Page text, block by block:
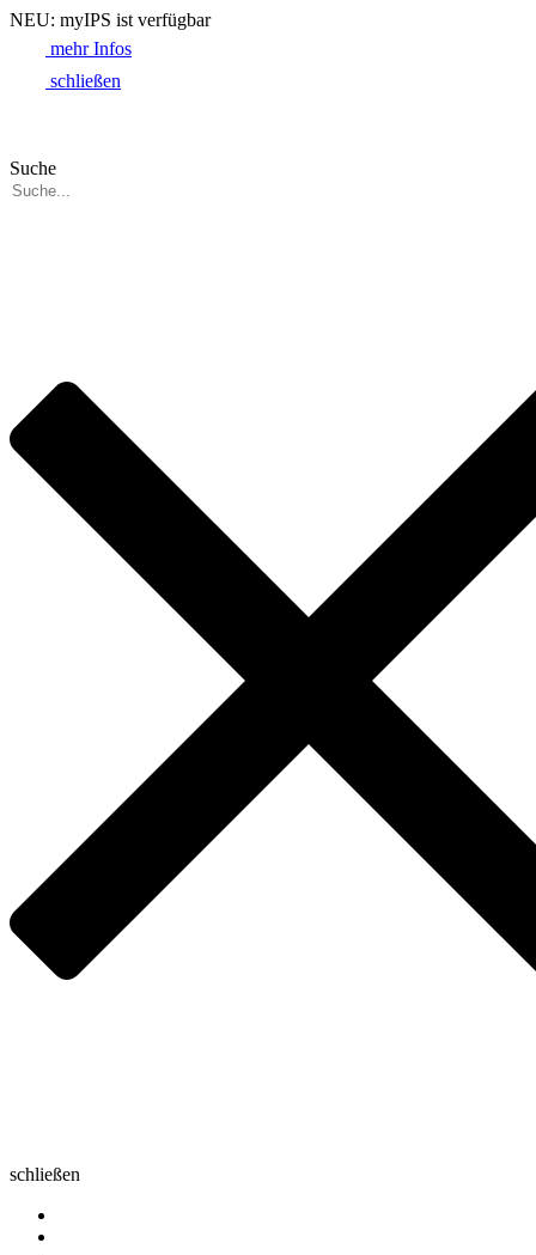
NEU: myIPS ist verfügbar
mehr Infos
schließen
Suche
schließen